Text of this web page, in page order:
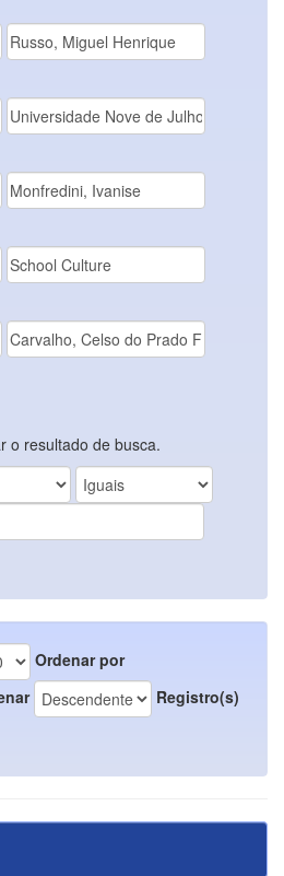
o resultado de busca.
Ordenar por
Registro(s)